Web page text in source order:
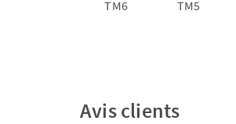
TM6 TM5
Avis clients